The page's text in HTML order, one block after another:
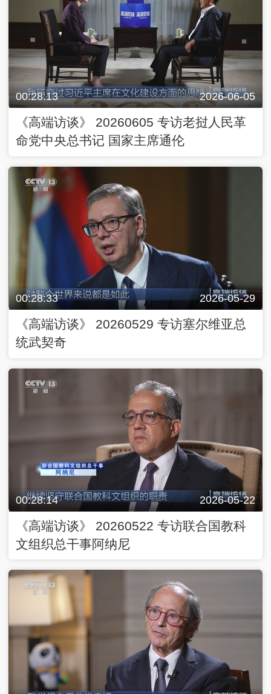
00:28:13 2026-06-05
《高端访谈》 20260605 专访老挝人民革
命党中央总书记 国家主席通伦
00:28:33 2026-05-29
《高端访谈》 20260529 专访塞尔维亚总
统武契奇
00:28:14 2026-05-22
《高端访谈》 20260522 专访联合国教科
文组织总干事阿纳尼